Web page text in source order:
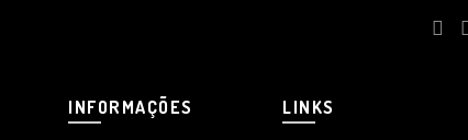
INFORMAÇÕES LINKS